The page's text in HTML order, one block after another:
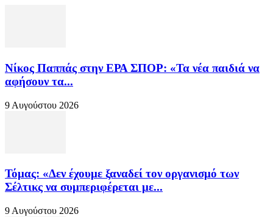
Νίκος Παππάς στην ΕΡΑ ΣΠΟΡ: «Τα νέα παιδιά να
αφήσουν τα...
9 Αυγούστου 2026
Τόμας: «Δεν έχουμε ξαναδεί τον οργανισμό των
Σέλτικς να συμπεριφέρεται με...
9 Αυγούστου 2026